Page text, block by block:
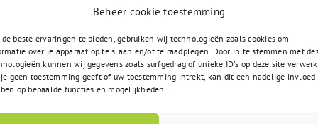
Beheer cookie toestemming
de beste ervaringen te bieden, gebruiken wij technologieën zoals cookies om
over je apparaat op te slaan en/of te raadplegen. Door in te stemmen met
kunnen wij gegevens zoals surfgedrag of unieke ID's op deze site
geen toestemming geeft of uw toestemming intrekt, kan dit een nadelige invloed
op bepaalde functies en mogelijkheden.
de transporteur contact op met de betreffende
deze zending alsnog die dag af te leveren of er
volgende dag gemaakt.
vaccins levertmag niet afleveren op een ander
mag dus niet de chauffeur naar een ander adres sturen.
adres geleverd wilt krijgen, dient u dit van te voren